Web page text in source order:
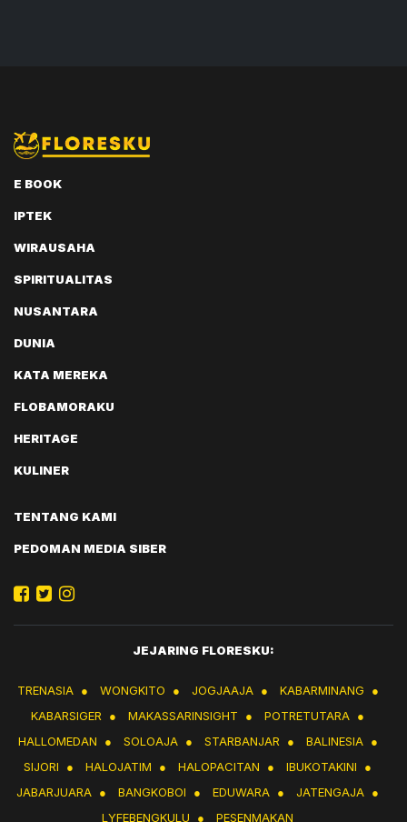
E BOOK
IPTEK
WIRAUSAHA
SPIRITUALITAS
NUSANTARA
DUNIA
KATA MEREKA
FLOBAMORAKU
HERITAGE
KULINER
TENTANG KAMI
PEDOMAN MEDIA SIBER
JEJARING FLORESKU:
TRENASIA ● WONGKITO ● JOGJAAJA ● KABARMINANG
●
KABARSIGER ● MAKASSARINSIGHT ● POTRETUTARA ●
HALLOMEDAN
● SOLOAJA ● STARBANJAR ● BALINESIA ●
SIJORI
● HALOJATIM ● HALOPACITAN ● IBUKOTAKINI
●
JABARJUARA ● BANGKOBOI ● EDUWARA ● JATENGAJA ●
LYFEBENGKULU
● PESENMAKAN